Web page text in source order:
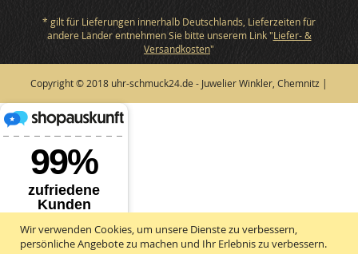
* gilt für Lieferungen innerhalb Deutschlands, Lieferzeiten für
andere Länder entnehmen Sie bitte unserem Link "Liefer- &
Versandkosten"
Copyright © 2018 uhr-schmuck24.de - Juwelier Winkler, Chemnitz |
Wir verwenden Cookies, um unsere Dienste zu verbessern,
persönliche Angebote zu machen und Ihr Erlebnis zu verbessern.